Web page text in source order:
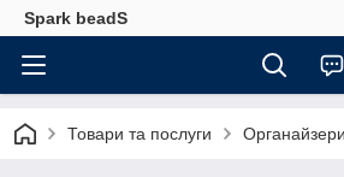
Spark beadS
Товари та послуги